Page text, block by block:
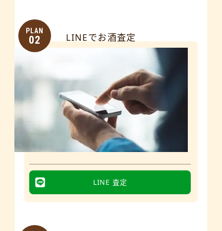
PLAN
02 LINEでお酒査定
LINE 査定